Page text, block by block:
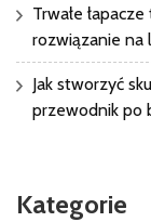
Trwałe
rozwiązanie na
Jak stworzyć
przewodnik po
Kategorie